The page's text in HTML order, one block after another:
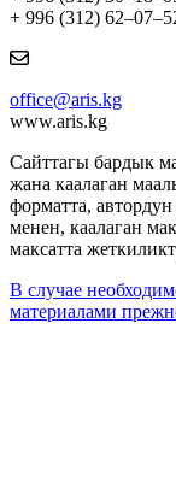
+ 996 (312)
office@aris.kg
www.aris.kg
Сайттагы бардык
жана каалаган
форматта,
менен, каалаган
максатта
В случае
материалами